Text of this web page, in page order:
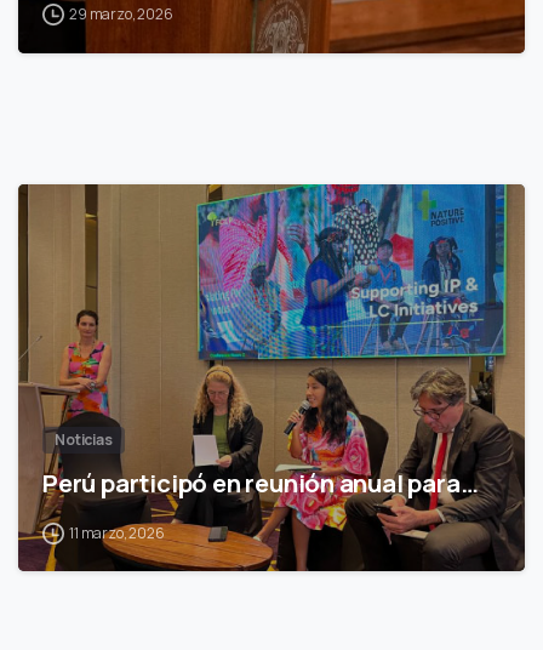
29 marzo, 2026
0
Noticias
Perú participó en reunión anual para…
11 marzo, 2026